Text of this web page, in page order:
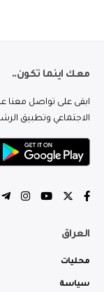
معك اينما تكون..
ابقى على تواصل معنا
الاجتماعي وتطبيق
العراق
محليات
سياسة